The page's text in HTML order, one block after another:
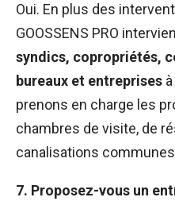
Oui. En plus des
GOOSSENS PRO
syndics, copropriétés,
bureaux et entreprises
prenons en charge les
chambres de visite, de
canalisations
7. Proposez-vous un